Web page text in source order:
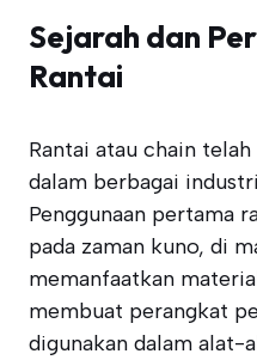
Sejarah dan
Rantai
Rantai atau chain
dalam berbagai
Penggunaan pertama
pada zaman kuno, di
memanfaatkan
membuat perangkat
digunakan dalam alat-